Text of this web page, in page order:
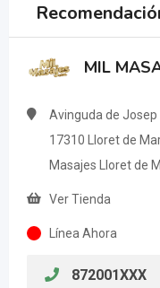
MIL
Avinguda de Josep
17310 Lloret de
Masajes Lloret de
Ver Tienda
Línea Ahora
872001XXX